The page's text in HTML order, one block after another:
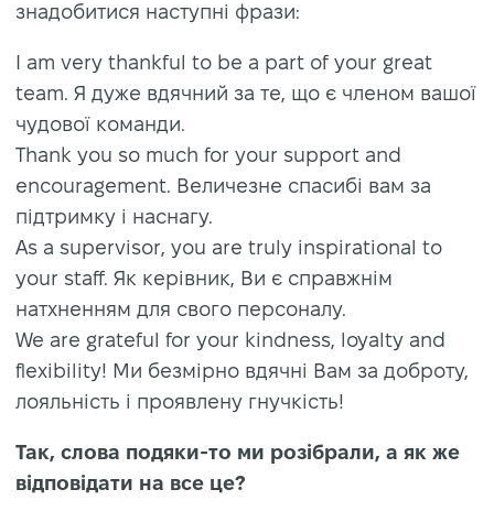
знадобитися наступні фрази:
I am very thankful to be a part of your great
team. Я дуже вдячний за те, що є членом вашої
чудової команди.
Thank you so much for your support and
encouragement. Величезне спасибі вам за
підтримку і наснагу.
As a supervisor, you are truly inspirational to
your staff. Як керівник, Ви є справжнім
натхненням для свого персоналу.
We are grateful for your kindness, loyalty and
flexibility! Ми безмірно вдячні Вам за доброту,
лояльність і проявлену гнучкість!
Так, слова подяки-то ми розібрали, а як же
відповідати на все це?